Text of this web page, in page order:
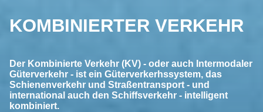
KOMBINIERTER VERKEHR
Der Kombinierte Verkehr (KV) - oder auch Intermodaler
Güterverkehr - ist ein Güterverkerhssystem, das
Schienenverkehr und Straßentransport - und
international auch den Schiffsverkehr - intelligent
kombiniert.